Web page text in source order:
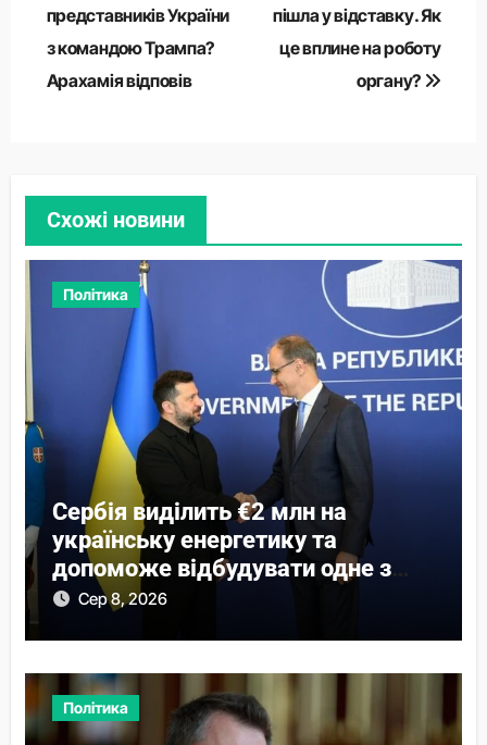
представників України
з командою Трампа?
Арахамія відповів
пішла у відставку. Як
це вплине на роботу
органу?
Схожі новини
Політика
Сербія виділить €2 млн на
українську енергетику та
допоможе відбудувати одне з
містСер 8, 2026
Політика